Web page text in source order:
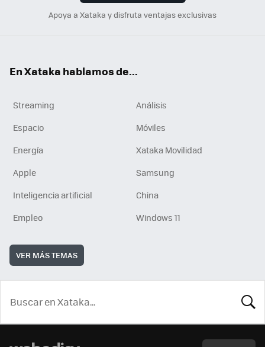
Apoya a Xataka y disfruta ventajas exclusivas
En Xataka hablamos de...
Streaming
Análisis
Espacio
Móviles
Energía
Xataka Movilidad
Apple
Samsung
Inteligencia artificial
China
Empleo
Windows 11
VER MÁS TEMAS